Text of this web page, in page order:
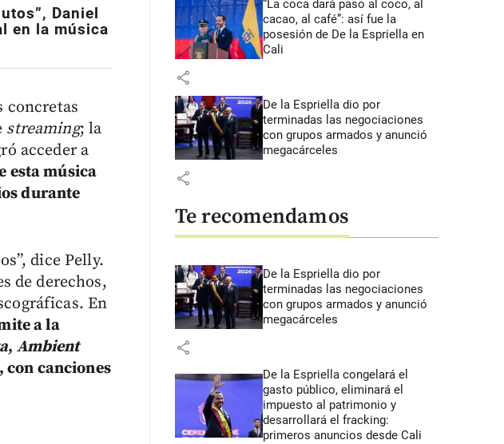
Daniel
en la música
concretas
streaming; la
acceder a
esta música
durante
dice Pelly.
de derechos,
En
a la
, Ambient
con canciones
“La coca dará paso al coco, al
cacao, al café”: así fue la
posesión de De la Espriella en
Cali
share
De la Espriella dio por
terminadas las negociaciones
con grupos armados y anunció
megacárceles
share
Te recomendamos
De la Espriella dio por
terminadas las negociaciones
con grupos armados y anunció
megacárceles
share
De la Espriella congelará el
gasto público, eliminará el
impuesto al patrimonio y
desarrollará el fracking:
primeros anuncios desde Cali